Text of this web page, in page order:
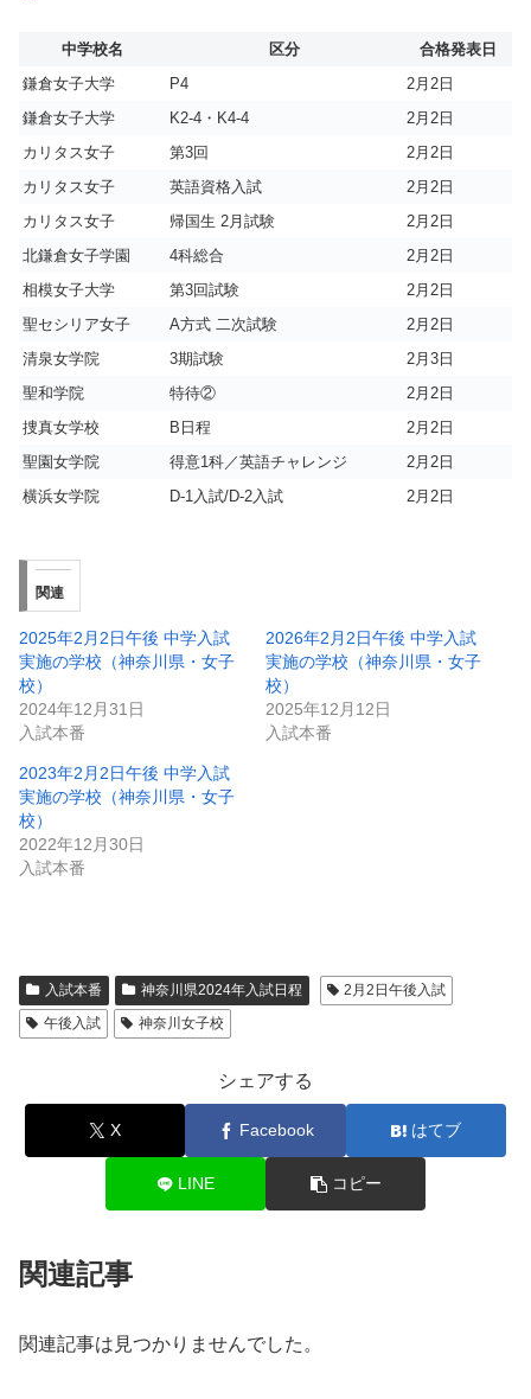
中学校名 区分
合格発表日
鎌倉女子大学
P4
2月2日
鎌倉女子大学
K2-4・K4-4
2月2日
カリタス女子
第3回
2月2日
カリタス女子
英語資格入試
2月2日
カリタス女子
帰国生 2月試験
2月2日
北鎌倉女子学園
4科総合
2月2日
相模女子大学
第3回試験
2月2日
聖セシリア女子
A方式 二次試験
2月2日
清泉女学院
3期試験
2月3日
聖和学院
特待②
2月2日
捜真女学校
B日程
2月2日
聖園女学院
得意1科／英語チャレンジ
2月2日
横浜女学院
D-1入試/D-2入試 2月2日
関連
2025年2月2日午後 中学入試
実施の学校（神奈川県・女子
校）
2024年12月31日
入試本番
2026年2月2日午後 中学入試
実施の学校（神奈川県・女子
校）
2025年12月12日
入試本番
2023年2月2日午後 中学入試
実施の学校（神奈川県・女子
校）
2022年12月30日
入試本番
入試本番 神奈川県2024年入試日程
2月2日午後入試
午後入試
神奈川女子校
シェアする
X Facebook はてブ
LINE コピー
関連記事
関連記事は見つかりませんでした。